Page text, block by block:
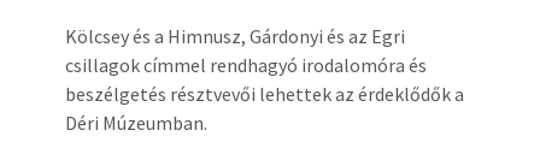
Kölcsey és a Himnusz, Gárdonyi és az Egri
csillagok címmel rendhagyó irodalomóra és
beszélgetés résztvevői lehettek az érdeklődők a
Déri Múzeumban.